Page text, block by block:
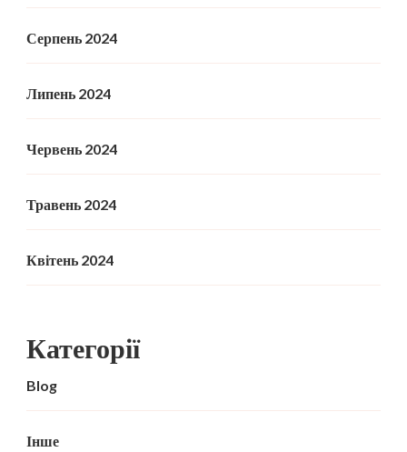
Серпень 2024
Липень 2024
Червень 2024
Травень 2024
Квітень 2024
Категорії
Blog
Інше